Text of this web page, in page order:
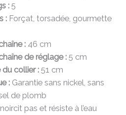
:5
:Forçat, torsadée, gourmette
:46 cm
de réglage :5 cm
collier :51 cm
:Garantie sans nickel, sans
de plomb
pas et résiste à l’eau